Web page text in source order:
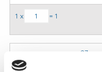
Kapbeugels DIN3567
1 x = 1
295.21.0027
27